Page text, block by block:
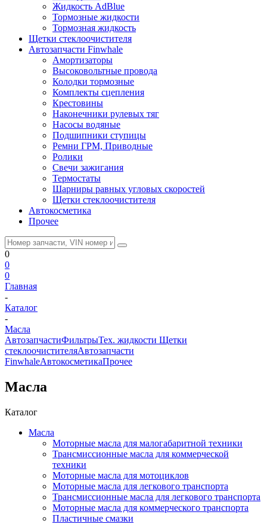
Жидкость AdBlue
Тормозные жидкости
Тормозная жидкость
Щетки стеклоочистителя
Автозапчасти Finwhale
Амортизаторы
Высоковольтные провода
Колодки тормозные
Комплекты сцепления
Крестовины
Наконечники рулевых тяг
Насосы водяные
Подшипники ступицы
Ремни ГРМ, Приводные
Ролики
Свечи зажигания
Термостаты
Шарниры равных угловых скоростей
Щетки стеклоочистителя
Автокосметика
Прочее
0
0
0
Главная
-
Каталог
-
Масла
АвтозапчастиФильтрыТех. жидкости Щетки
стеклоочистителяАвтозапчасти
FinwhaleАвтокосметикаПрочее
Масла
Каталог
Масла
Моторные масла для малогабаритной техники
Трансмиссионные масла для коммерческой
техники
Моторные масла для мотоциклов
Моторные масла для легкового транспорта
Трансмиссионные масла для легкового транспорта
Моторные масла для коммерческого транспорта
Пластичные смазки